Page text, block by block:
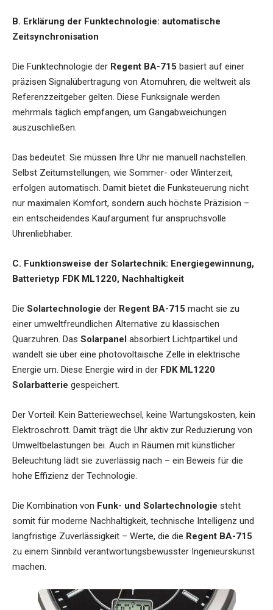
B. Erklärung der Funktechnologie: automatische
Zeitsynchronisation
Die Funktechnologie der Regent BA-715 basiert auf einer
präzisen Signalübertragung von Atomuhren, die weltweit als
Referenzzeitgeber gelten. Diese Funksignale werden
mehrmals täglich empfangen, um Gangabweichungen
auszuschließen.
Das bedeutet: Sie müssen Ihre Uhr nie manuell nachstellen.
Selbst Zeitumstellungen, wie Sommer- oder Winterzeit,
erfolgen automatisch. Damit bietet die Funksteuerung nicht
nur maximalen Komfort, sondern auch höchste Präzision –
ein entscheidendes Kaufargument für anspruchsvolle
Uhrenliebhaber.
C. Funktionsweise der Solartechnik: Energiegewinnung,
Batterietyp FDK ML1220, Nachhaltigkeit
Die Solartechnologie der Regent BA-715 macht sie zu
einer umweltfreundlichen Alternative zu klassischen
Quarzuhren. Das Solarpanel absorbiert Lichtpartikel und
wandelt sie über eine photovoltaische Zelle in elektrische
Energie um. Diese Energie wird in der FDK ML1220
Solarbatterie gespeichert.
Der Vorteil: Kein Batteriewechsel, keine Wartungskosten, kein
Elektroschrott. Damit trägt die Uhr aktiv zur Reduzierung von
Umweltbelastungen bei. Auch in Räumen mit künstlicher
Beleuchtung lädt sie zuverlässig nach – ein Beweis für die
hohe Effizienz der Technologie.
Die Kombination von Funk- und Solartechnologie steht
somit für moderne Nachhaltigkeit, technische Intelligenz und
langfristige Zuverlässigkeit – Werte, die die Regent BA-715
zu einem Sinnbild verantwortungsbewusster Ingenieurskunst
machen.